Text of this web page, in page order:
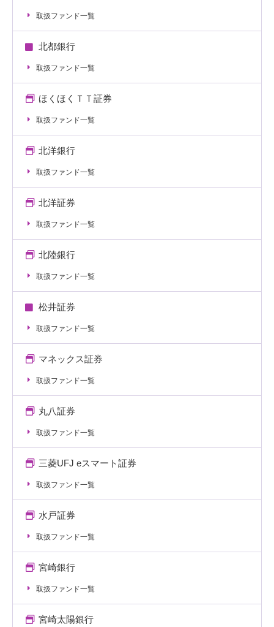
取扱ファンド一覧
北都銀行
取扱ファンド一覧
ほくほくＴＴ証券
取扱ファンド一覧
北洋銀行
取扱ファンド一覧
北洋証券
取扱ファンド一覧
北陸銀行
取扱ファンド一覧
松井証券
取扱ファンド一覧
マネックス証券
取扱ファンド一覧
丸八証券
取扱ファンド一覧
三菱UFJ eスマート証券
取扱ファンド一覧
水戸証券
取扱ファンド一覧
宮崎銀行
取扱ファンド一覧
宮崎太陽銀行